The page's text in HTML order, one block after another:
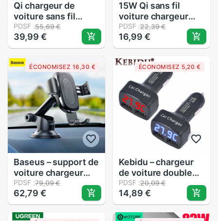
Qi chargeur de
voiture sans fil
téléphone charge
rapide tapis
antidérapant pour
téléphone Samsung
PDSF :55,69 €
39,99 €
15W Qi sans fil
voiture chargeur
Pad pliable rapide
charge Station de
quai montage
antidérapant tapis
voiture tableau de
bord support pour
iPhone XS
PDSF :22,39 €
16,99 €
ÉCONOMISEZ 16,30 €
Baseus – support de
voiture chargeur
sans fil pour iPhone
X, Samsung S10, S9,
S8, téléphone
portable, QI,
PDSF :79,09 €
62,79 €
ÉCONOMISEZ 5,20 €
Kebidu – chargeur
de voiture double
USB, 5V, 3,1 a,
adaptateur, prise
pour iPhone,
tablette, PC,
PDSF :20,09 €
14,89 €